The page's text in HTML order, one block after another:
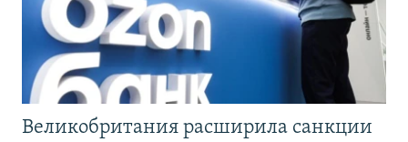
Великобритания расширила санкции